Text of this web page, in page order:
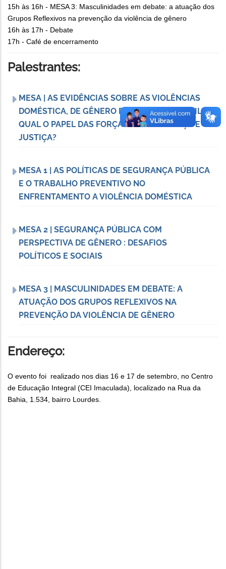
15h às 16h - MESA 3: Masculinidades em debate: a atuação dos
Grupos Reflexivos na prevenção da violência de gênero
16h às 17h - Debate
17h - Café de encerramento
Palestrantes:
MESA | AS EVIDÊNCIAS SOBRE AS VIOLÊNCIAS
DOMÉSTICA, DE GÊNERO E SEXUAL NO BRASIL -
QUAL O PAPEL DAS FORÇAS DE SEGURANÇA E
JUSTIÇA?
MESA 1 | AS POLÍTICAS DE SEGURANÇA PÚBLICA
E O TRABALHO PREVENTIVO NO
ENFRENTAMENTO A VIOLÊNCIA DOMÉSTICA
MESA 2 | SEGURANÇA PÚBLICA COM
PERSPECTIVA DE GÊNERO : DESAFIOS
POLÍTICOS E SOCIAIS
MESA 3 | MASCULINIDADES EM DEBATE: A
ATUAÇÃO DOS GRUPOS REFLEXIVOS NA
PREVENÇÃO DA VIOLÊNCIA DE GÊNERO
Endereço:
O evento foi realizado nos dias 16 e 17 de setembro, no Centro
de Educação Integral (CEI Imaculada), localizado na Rua da
Bahia, 1.534, bairro Lourdes.